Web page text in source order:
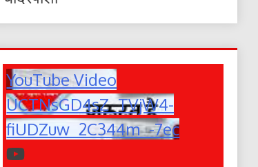
YouTube Video
UCTNsGD4sZ_TVjW4-
fiUDZuw_2C344m_-7ec